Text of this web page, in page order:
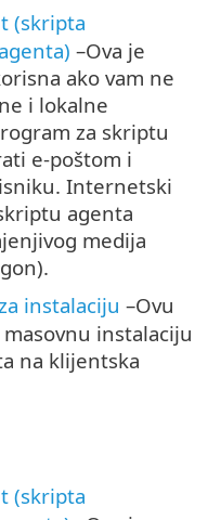
(skripta
–Ova je
ako vam ne
i lokalne
za skriptu
e-poštom i
Internetski
agenta
medija
instalaciju –Ovu
instalaciju
na klijentska
(skripta